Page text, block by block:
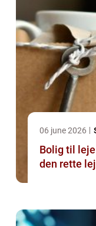
06 june 2026
Bolig til
den rette